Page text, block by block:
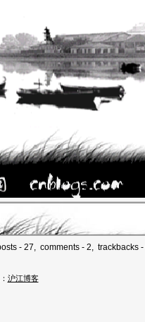
- 27, comments - 2, trackbacks -
沪江博客